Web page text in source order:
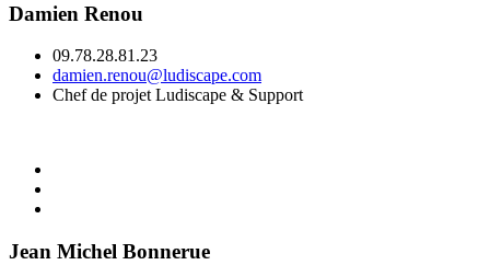
Damien Renou
09.78.28.81.23
damien.renou@ludiscape.com
Chef de projet Ludiscape & Support
Jean Michel Bonnerue